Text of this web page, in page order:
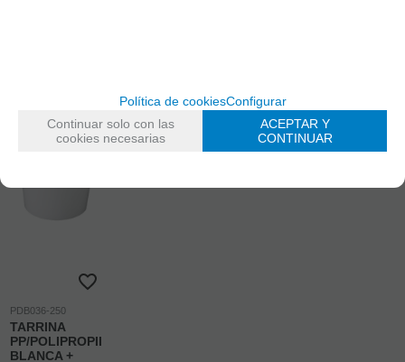
PDB036-250
TARRINA
PP/POLIPROPILENO
BLANCA +
Política de cookiesConfigurar
Continuar solo con las
cookies necesarias
ACEPTAR Y
CONTINUAR